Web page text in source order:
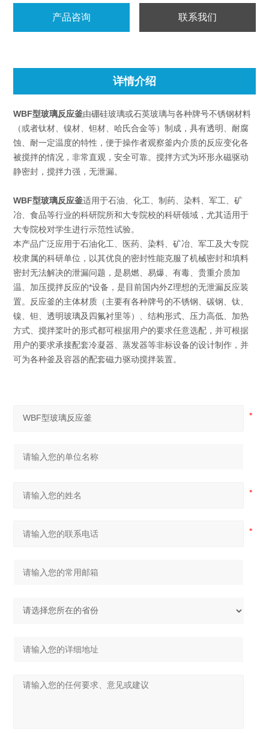
产品咨询 联系我们
详情介绍
WBF型玻璃反应釜由硼硅玻璃或石英玻璃与各种牌号不锈钢材料
（或者钛材、镍材、钽材、哈氏合金等）制成，具有透明、耐腐
蚀、耐一定温度的特性，便于操作者观察釜内介质的反应变化各
被搅拌的情况，非常直观，安全可靠。搅拌方式为环形永磁驱动
静密封，搅拌力强，无泄漏。
WBF型玻璃反应釜适用于石油、化工、制药、染料、军工、矿
冶、食品等行业的科研院所和大专院校的科研领域，尤其适用于
大专院校对学生进行示范性试验。
本产品广泛应用于石油化工、医药、染料、矿冶、军工及大专院
校隶属的科研单位，以其优良的密封性能克服了机械密封和填料
密封无法解决的泄漏问题，是易燃、易爆、有毒、贵重介质加
温、加压搅拌反应的*设备，是目前国内外Z理想的无泄漏反应装
置。反应釜的主体材质（主要有各种牌号的不锈钢、碳钢、钛、
镍、钽、透明玻璃及四氟衬里等）、结构形式、压力高低、加热
方式、搅拌桨叶的形式都可根据用户的要求任意选配，并可根据
用户的要求承接配套冷凝器、蒸发器等非标设备的设计制作，并
可为各种釜及容器的配套磁力驱动搅拌装置。